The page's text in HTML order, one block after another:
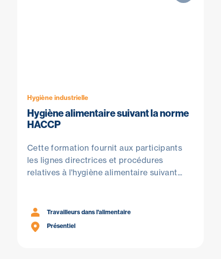
Hygiène industrielle
Hygiène alimentaire suivant la norme
HACCP
Cette formation fournit aux participants
les lignes directrices et procédures
relatives à l'hygiène alimentaire suivant...
Travailleurs dans l'alimentaire
Présentiel